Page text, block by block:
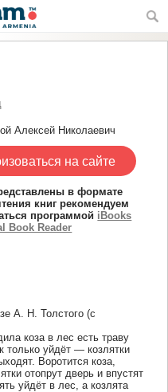
Алексей Николаевич
на сайте
в формате
книг рекомендуем
программой iBooks
Book Reader
А. Н. Толстого (с
коза в лес есть траву
только уйдёт — козлятки
Воротится коза,
отопрут дверь и впустят
уйдёт в лес, а козлята